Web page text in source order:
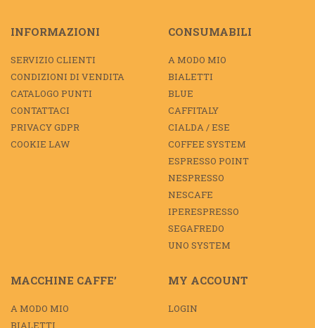
INFORMAZIONI
SERVIZIO CLIENTI
CONDIZIONI DI VENDITA
CATALOGO PUNTI
CONTATTACI
PRIVACY GDPR
COOKIE LAW
CONSUMABILI
A MODO MIO
BIALETTI
BLUE
CAFFITALY
CIALDA / ESE
COFFEE SYSTEM
ESPRESSO POINT
NESPRESSO
NESCAFE
IPERESPRESSO
SEGAFREDO
UNO SYSTEM
MACCHINE CAFFE’
A MODO MIO
BIALETTI
MY ACCOUNT
LOGIN